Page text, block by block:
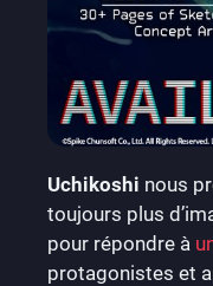
Uchikoshi nous
toujours plus
pour répondre à
protagonistes et